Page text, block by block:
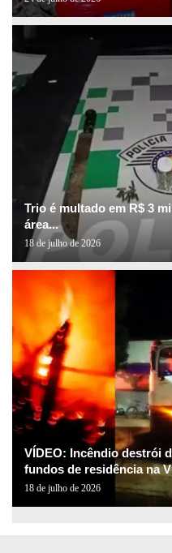
Trio é multado em R$ 3
área...
18 de julho de 2026
VÍDEO: Incêndio destrói
fundos de residência na
18 de julho de 2026